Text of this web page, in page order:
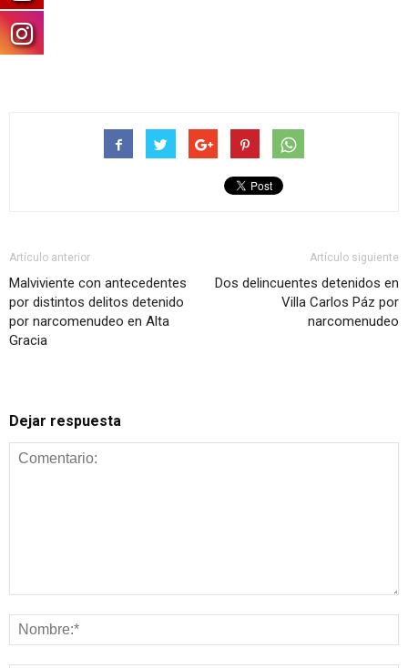
Artículo anterior
Malviviente con antecedentes
por distintos delitos detenido
por narcomenudeo en Alta
Gracia
Artículo siguiente
Dos delincuentes detenidos en
Villa Carlos Páz por
narcomenudeo
Dejar respuesta